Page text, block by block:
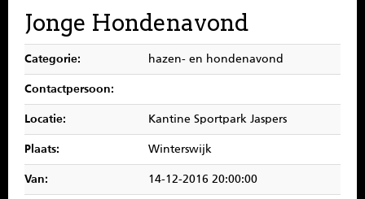
INFORMATIE
JEUGD
SENIOREN
SPONSOREN
Jonge Hondenavond
Categorie: hazen- en hondenavond
Contactpersoon:
Locatie: Kantine Sportpark Jaspers
Plaats: Winterswijk
Van: 14-12-2016 20:00:00